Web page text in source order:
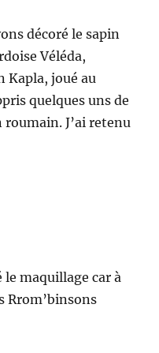
décoré le sapin
Véléda,
Kapla, joué au
quelques uns de
J’ai retenu
le maquillage car à
Rrom’binsons